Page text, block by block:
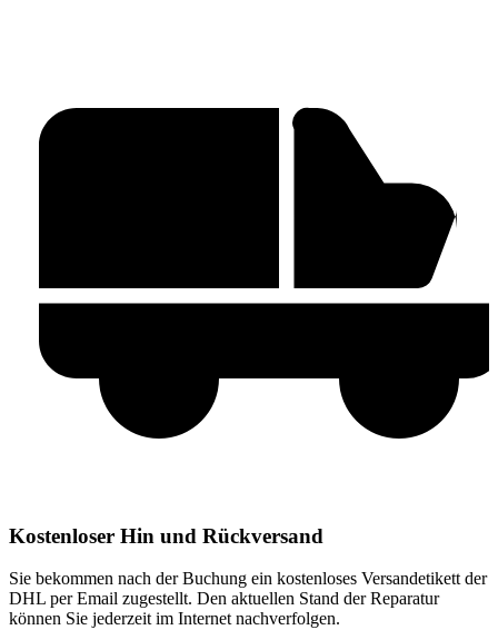
Kostenloser Hin und Rückversand
Sie bekommen nach der Buchung ein kostenloses Versandetikett der
DHL per Email zugestellt. Den aktuellen Stand der Reparatur
können Sie jederzeit im Internet nachverfolgen.